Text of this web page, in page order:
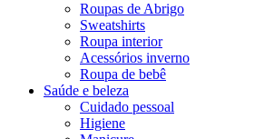
Roupas de Abrigo
Sweatshirts
Roupa interior
Acessórios inverno
Roupa de bebê
Saúde e beleza
Cuidado pessoal
Higiene